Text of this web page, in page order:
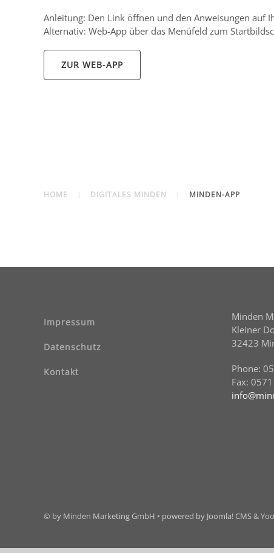
Anleitung: Den Link öffnen und den Anweisungen auf
Alternativ: Web-App über das Menüfeld zum
ZUR WEB-APP
HOME DIGITALES MINDEN MINDEN-APP
Impressum
Datenschutz
Kontakt
Minden
Kleiner
32423
Phone:
Fax:
© by Minden Marketing GmbH • powered by Joomla! CMS &